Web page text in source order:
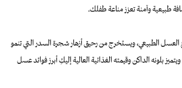
طبيعية وآمنة تعزز مناعة طفلك.
العسل الطبيعي، ويستخرج من رحيق أزهار شجرة السدر التي تنمو
بلونه الداكن وقيمته الغذائية العالية إليكِ أبرز فوائد عسل